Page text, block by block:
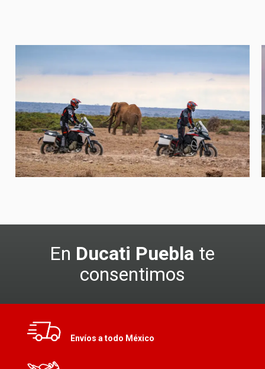
En Ducati Puebla te
consentimos
Envíos a todo México